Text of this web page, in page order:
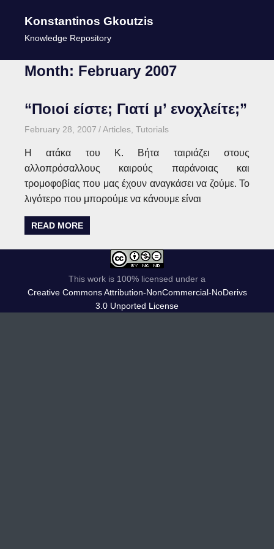
Konstantinos Gkoutzis
Knowledge Repository
Month: February 2007
“Ποιοί είστε; Γιατί μ’ ενοχλείτε;”
February 28, 2007 kgk
Articles, Tutorials
Η ατάκα του Κ. Βήτα ταιριάζει στους
αλλοπρόσαλλους καιρούς παράνοιας και
τρομοφοβίας που μας έχουν αναγκάσει να ζούμε. Το
λιγότερο που μπορούμε να κάνουμε είναι
READ MORE
This work is 100% licensed under a
Creative Commons Attribution-NonCommercial-NoDerivs
3.0 Unported License